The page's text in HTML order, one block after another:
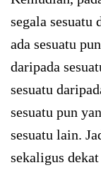
segala sesuatu
ada sesuatu
daripada
sesuatu
sesuatu pun
sesuatu lain.
sekaligus